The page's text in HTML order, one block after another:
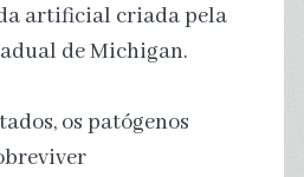
artificial criada pela
de Michigan.
os patógenos